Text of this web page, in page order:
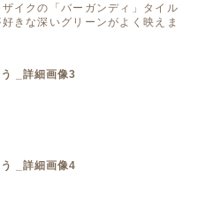
イクの「バーガンディ」タイル
きな深いグリーンがよく映えま